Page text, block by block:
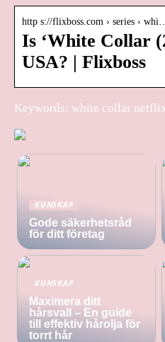
http s://flixboss.com › series › whi…
Is ‘White Collar
USA? | Flixboss
Keywords: white collar netflix
KUNSKAP
Gode säkerhetsråd
för ditt företag
KUNSKAP
Maximera ditt
hårsvall – En guide
till effektiv hårolja för
torrt hår